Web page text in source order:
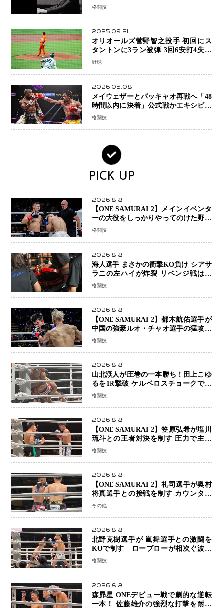
「すでに終えています」と明言
格闘技
2025.09.21
オリオールズ菅野智之投手 初回にス
タントンに3ラン被弾 3回6安打4失点
で降板
野球
2026.05.08
メイウェザーとパッキャオ再戦へ「48
時間以内に決着」公式戦かエキシビシ
ョンか混迷続く
格闘技
PICK UP
2026.8.8
【ONE SAMURAI 2】メインイベンタ
ーの大役をしっかりやってのけた野杁
正明が衝撃のリベンジ！ リウ・メン
ーで完全決着
格闘技
2026.8.8
海人選手 まさかの衝撃KO負け シアサ
ラニの左ハイが炸裂 リベンジ戦は一
瞬で決着
格闘技
2026.8.8
【ONE SAMURAI 2】都木航佑選手が
中国の強豪ルオ・チャオ選手の猛攻を
受けながらも的確な攻撃で応戦 最後
格闘技
2026.8.8
山北渓人が圧巻の一本勝ち！田上こゆ
るを1R撃破 ケルベロスチョークで存
在感を示す
格闘技
2026.8.8
【ONE SAMURAI 2】笠原弘希が塩川
琉斗との王者対決を制す 圧力で主導
権を握り判定勝利
格闘技
2026.8.8
【ONE SAMURAI 2】礼司選手が奥村
将真選手との接戦を制す カウンター
と正確な打撃で判定勝利
その他
2026.8.8
北野克樹選手が 嵐舞選手との激闘を
KOで制す ローブローが相次ぐ波乱
の展開…涙の勝利「生まれてくる娘の
格闘技
2026.8.8
森昴星 ONEデビュー戦で劇的な逆転
一本！ 佐藤雄介の強烈な打撃を耐え